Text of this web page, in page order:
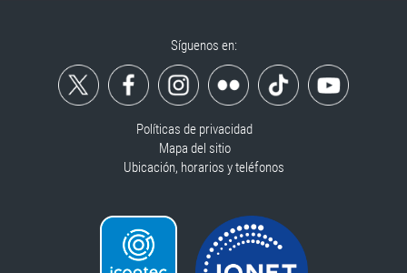
Síguenos en:
Políticas de privacidad
Mapa del sitio
Ubicación, horarios y teléfonos